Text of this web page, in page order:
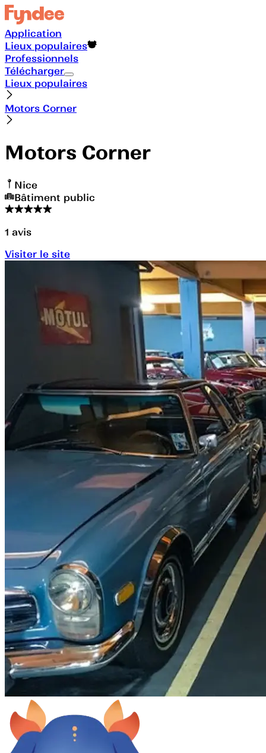
Application
Lieux populaires
Professionnels
Télécharger
Lieux populaires
Motors Corner
Motors Corner
Nice
Bâtiment public
1 avis
Visiter le site